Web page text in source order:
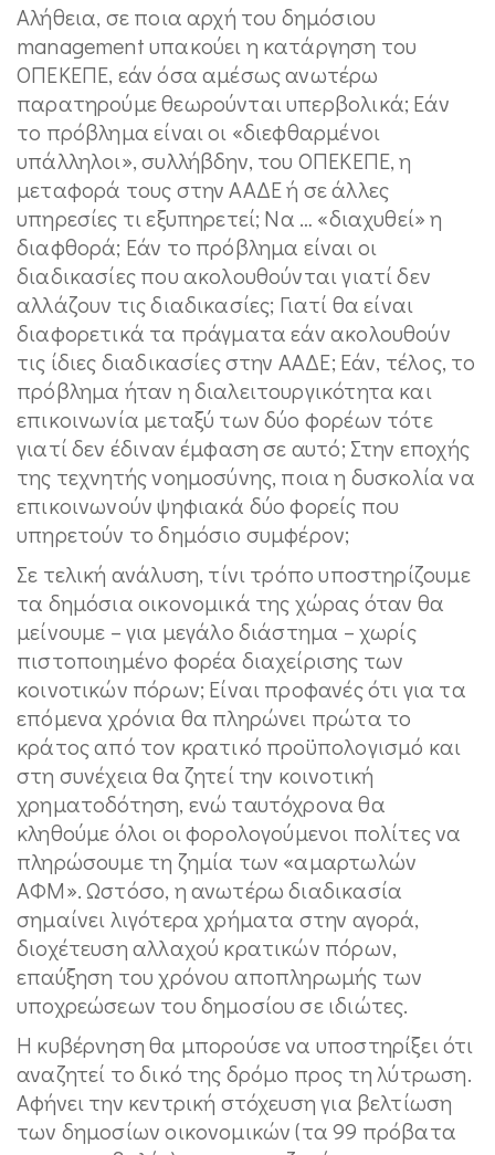
Αλήθεια, σε ποια αρχή του δημόσιου
management υπακούει η κατάργηση του
ΟΠΕΚΕΠΕ, εάν όσα αμέσως ανωτέρω
παρατηρούμε θεωρούνται υπερβολικά; Εάν
το πρόβλημα είναι οι «διεφθαρμένοι
υπάλληλοι», συλλήβδην, του ΟΠΕΚΕΠΕ, η
μεταφορά τους στην ΑΑΔΕ ή σε άλλες
υπηρεσίες τι εξυπηρετεί; Να … «διαχυθεί» η
διαφθορά; Εάν το πρόβλημα είναι οι
διαδικασίες που ακολουθούνται γιατί δεν
αλλάζουν τις διαδικασίες; Γιατί θα είναι
διαφορετικά τα πράγματα εάν ακολουθούν
τις ίδιες διαδικασίες στην ΑΑΔΕ; Εάν, τέλος, το
πρόβλημα ήταν η διαλειτουργικότητα και
επικοινωνία μεταξύ των δύο φορέων τότε
γιατί δεν έδιναν έμφαση σε αυτό; Στην εποχής
της τεχνητής νοημοσύνης, ποια η δυσκολία να
επικοινωνούν ψηφιακά δύο φορείς που
υπηρετούν το δημόσιο συμφέρον;
Σε τελική ανάλυση, τίνι τρόπο υποστηρίζουμε
τα δημόσια οικονομικά της χώρας όταν θα
μείνουμε – για μεγάλο διάστημα – χωρίς
πιστοποιημένο φορέα διαχείρισης των
κοινοτικών πόρων; Είναι προφανές ότι για τα
επόμενα χρόνια θα πληρώνει πρώτα το
κράτος από τον κρατικό προϋπολογισμό και
στη συνέχεια θα ζητεί την κοινοτική
χρηματοδότηση, ενώ ταυτόχρονα θα
κληθούμε όλοι οι φορολογούμενοι πολίτες να
πληρώσουμε τη ζημία των «αμαρτωλών
ΑΦΜ». Ωστόσο, η ανωτέρω διαδικασία
σημαίνει λιγότερα χρήματα στην αγορά,
διοχέτευση αλλαχού κρατικών πόρων,
επαύξηση του χρόνου αποπληρωμής των
υποχρεώσεων του δημοσίου σε ιδιώτες.
Η κυβέρνηση θα μπορούσε να υποστηρίξει ότι
αναζητεί το δικό της δρόμο προς τη λύτρωση.
Αφήνει την κεντρική στόχευση για βελτίωση
των δημοσίων οικονομικών (τα 99 πρόβατα